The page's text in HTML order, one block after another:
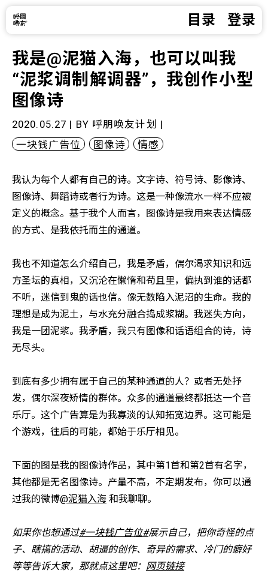
目录 登录
我是@泥猫入海，也可以叫我
“泥浆调制解调器”，我创作小型
图像诗
2020.05.27 | BY 呼朋唤友计划 |
一块钱广告位
图像诗 情感
我认为每个人都有自己的诗。文字诗、符号诗、影像诗、
图像诗、舞蹈诗或者行为诗。这是一种像流水一样不应被
定义的概念。基于我个人而言，图像诗是我用来表达情感
的方式、是我依托而生的通道。
我也不知道怎么介绍自己，我是矛盾，偶尔渴求知识和远
方圣坛的真相，又沉沦在懒惰和苟且里，偏执到谁的话都
不听，迷信到鬼的话也信。像无数陷入泥沼的生命。我的
理想是成为泥土，与水充分融合捣成浆糊。我迷失方向，
我是一团泥浆。我矛盾，我只有图像和话语组合的诗，诗
无尽头。
到底有多少拥有属于自己的某种通道的人？或者无处抒
发，偶尔深夜矫情的群体。众多的通道最终都抵达一个音
乐厅。这个广告算是为我寡淡的认知拓宽边界。这可能是
个游戏，往后的可能，都始于乐厅相见。
下面的图是我的图像诗作品，其中第1首和第2首有名字，
其他都是无名图像诗。产量不高，不定期发布，你可以通
过我的微博@泥猫入海 和我聊聊。
如果你也想通过#一块钱广告位#展示自己，把你奇怪的点
子、瞎搞的活动、胡逼的创作、奇异的需求、冷门的癖好
等等告诉大家，那就点这里吧： 网页链接